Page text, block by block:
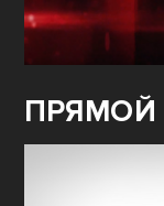
ПРЯМОЙ